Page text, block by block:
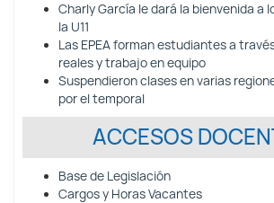
Charly García le dará la bienvenida a
la U11
Las EPEA forman estudiantes a
reales y trabajo en equipo
Suspendieron clases en varias
por el temporal
ACCESOS
Base de Legislación
Cargos y Horas Vacantes